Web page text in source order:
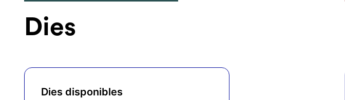
Dies
Dies disponibles